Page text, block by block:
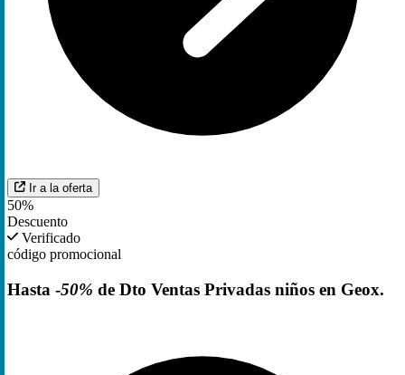
Ir a la oferta
50%
Descuento
Verificado
código promocional
Hasta -50% de Dto Ventas Privadas niños en Geox.